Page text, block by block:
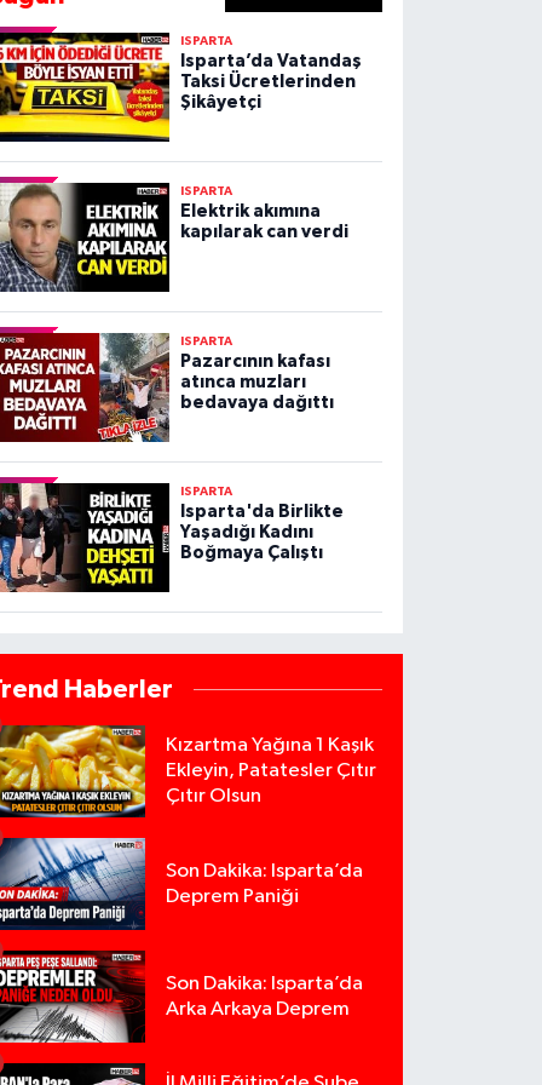
ISPARTA
Isparta’da Vatandaş
Taksi Ücretlerinden
Şikâyetçi
ISPARTA
Elektrik akımına
kapılarak can verdi
ISPARTA
Pazarcının kafası
atınca muzları
bedavaya dağıttı
ISPARTA
Isparta'da Birlikte
Yaşadığı Kadını
Boğmaya Çalıştı
Haberler
Kızartma Yağına 1 Kaşık
Ekleyin, Patatesler Çıtır
Çıtır Olsun
Son Dakika: Isparta’da
Deprem Paniği
Son Dakika: Isparta’da
Arka Arkaya Deprem